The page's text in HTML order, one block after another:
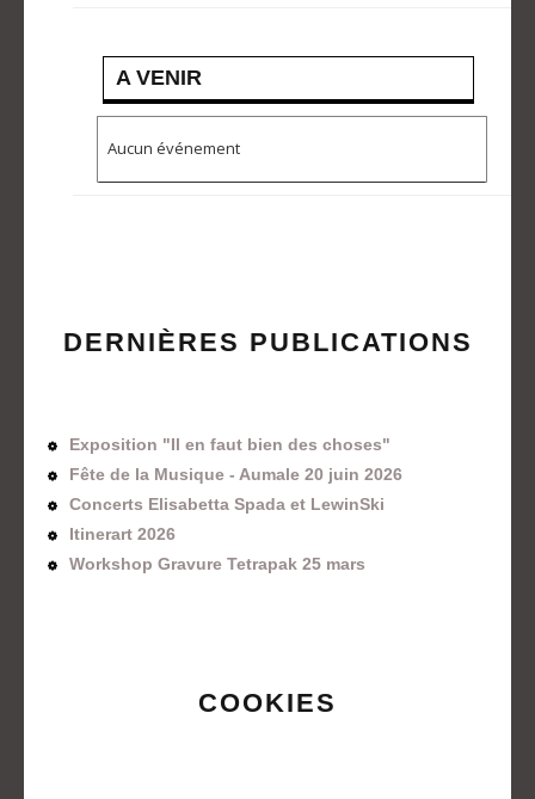
A VENIR
Aucun événement
DERNIÈRES PUBLICATIONS
Exposition "Il en faut bien des choses"
Fête de la Musique - Aumale 20 juin 2026
Concerts Elisabetta Spada et LewinSki
Itinerart 2026
Workshop Gravure Tetrapak 25 mars
COOKIES